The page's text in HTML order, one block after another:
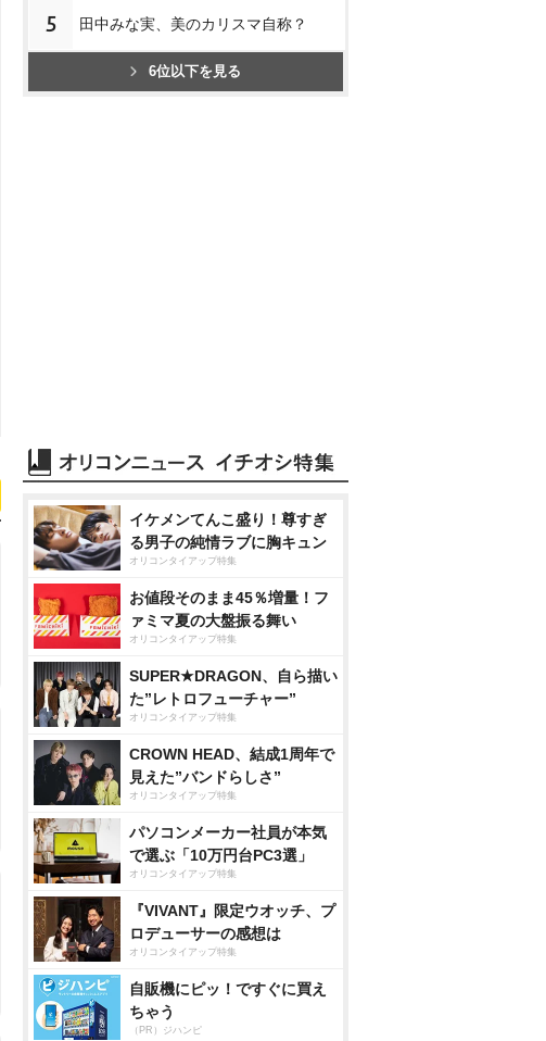
5 田中みな実、美のカリスマ自称？
6位以下を見る
イケメンてんこ盛り！尊すぎ
る男子の純情ラブに胸キュン
オリコンタイアップ特集
お値段そのまま45％増量！フ
ァミマ夏の大盤振る舞い
オリコンタイアップ特集
SUPER★DRAGON、自ら描い
た”レトロフューチャー”
オリコンタイアップ特集
CROWN HEAD、結成1周年で
見えた”バンドらしさ”
オリコンタイアップ特集
パソコンメーカー社員が本気
で選ぶ「10万円台PC3選」
オリコンタイアップ特集
『VIVANT』限定ウオッチ、プ
ロデューサーの感想は
オリコンタイアップ特集
自販機にピッ！ですぐに買え
ちゃう
（PR）ジハンピ